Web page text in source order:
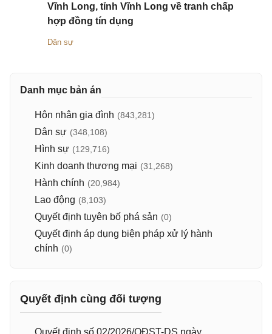
Vĩnh Long, tỉnh Vĩnh Long về tranh chấp
hợp đồng tín dụng
Dân sự
Danh mục bản án
Hôn nhân gia đình (843,281)
Dân sự (348,108)
Hình sự (129,716)
Kinh doanh thương mại (31,268)
Hành chính (20,984)
Lao động (8,103)
Quyết định tuyên bố phá sản (0)
Quyết định áp dụng biện pháp xử lý hành
chính (0)
Quyết định cùng đối tượng
Quyết định số 02/2026/QĐST-DS ngày